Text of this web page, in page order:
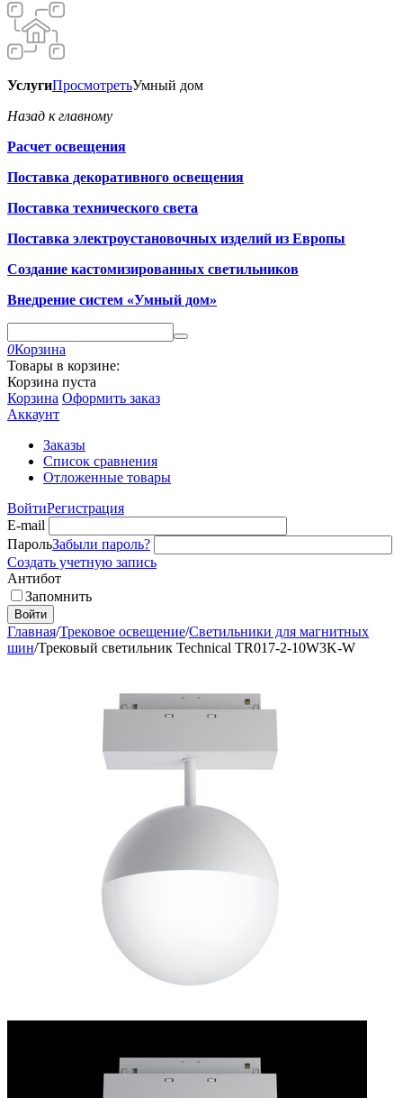
УслугиПросмотретьУмный дом
Назад к главному
Расчет освещения
Поставка декоративного освещения
Поставка технического света
Поставка электроустановочных изделий из Европы
Создание кастомизированных светильников
Внедрение систем «Умный дом»
0Корзина
Товары в корзине:
Корзина пуста
Корзина Оформить заказ
Аккаунт
Заказы
Список сравнения
Отложенные товары
ВойтиРегистрация
E-mail
ПарольЗабыли пароль?
Создать учетную запись
Антибот
Запомнить
Войти
Главная/Трековое освещение/Светильники для магнитных
шин/Трековый светильник Technical TR017-2-10W3K-W